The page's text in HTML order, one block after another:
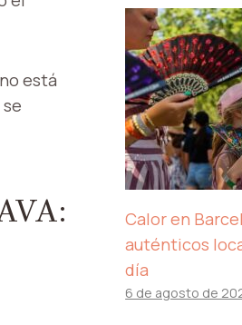
está
Calor en
auténticos
día
6 de agosto de